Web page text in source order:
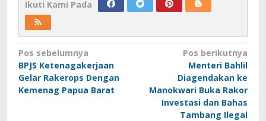
Ikuti Kami Pada
Navigasi
pos
Pos sebelumnya
BPJS Ketenagakerjaan
Gelar Rakerops Dengan
Kemenag Papua Barat
Pos berikutnya
Menteri Bahlil
Diagendakan ke
Manokwari Buka Rakor
Investasi dan Bahas
Tambang Ilegal